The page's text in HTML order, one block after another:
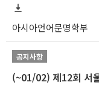
아시아언어문명학부
공지사항
(~01/02) 제12회 서